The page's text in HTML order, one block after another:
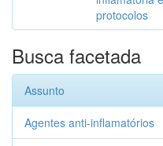
protocolos
Busca facetada
Assunto
Agentes anti-inflamatórios